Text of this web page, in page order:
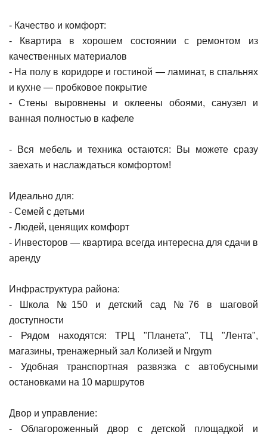
- Качество и комфорт:
- Квартира в хорошем состоянии с ремонтом из
качественных материалов
- На полу в коридоре и гостиной — ламинат, в спальнях
и кухне — пробковое покрытие
- Стены выровнены и оклеены обоями, санузел и
ванная полностью в кафеле
- Вся мебель и техника остаются: Вы можете сразу
заехать и наслаждаться комфортом!
Идеально для:
- Семей с детьми
- Людей, ценящих комфорт
- Инвесторов — квартира всегда интересна для сдачи в
аренду
Инфраструктура района:
- Школа №150 и детский сад №76 в шаговой
доступности
- Рядом находятся: ТРЦ "Планета", ТЦ "Лента",
магазины, тренажерный зал Колизей и Nrgym
- Удобная транспортная развязка с автобусными
остановками на 10 маршрутов
Двор и управление:
- Облагороженный двор с детской площадкой и